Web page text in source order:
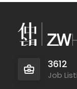
3612
Job